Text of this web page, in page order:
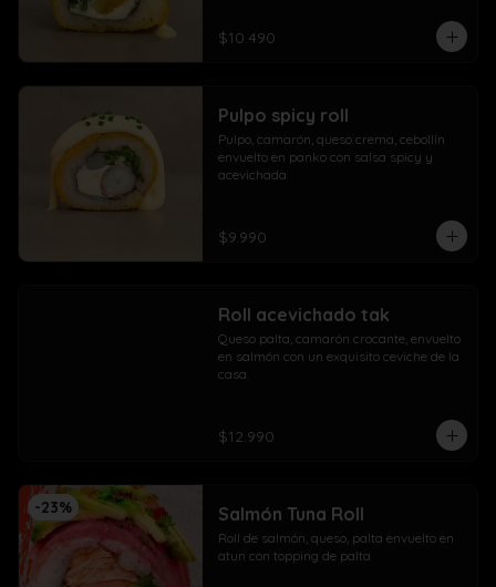
$10.490
Pulpo spicy roll
Pulpo, camarón, queso crema, cebollín
envuelto en panko con salsa spicy y
acevichada
$9.990
Roll acevichado tak
Queso palta, camarón crocante, envuelto
en salmón con un exquisito ceviche de la
casa.
$12.990
-23% Salmón Tuna Roll
Roll de salmón, queso, palta envuelto en
atun con topping de palta